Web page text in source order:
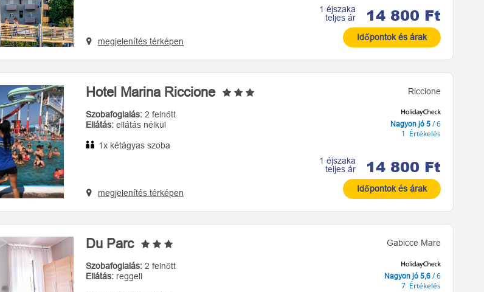
1 éjszaka
teljes ár
14 800 Ft
Időpontok és árak
megjelenítés térképen
Hotel Marina Riccione Riccione
Nagyon jó 5 / 6
1 Értékelés
Szobafoglalás:2 felnőtt
Ellátás:ellátás nélkül
1x kétágyas szoba
1 éjszaka
teljes ár
14 800 Ft
Időpontok és árak
megjelenítés térképen
Du Parc Gabicce Mare
Nagyon jó 5,6 / 6
7 Értékelés
Szobafoglalás:2 felnőtt
Ellátás:reggeli